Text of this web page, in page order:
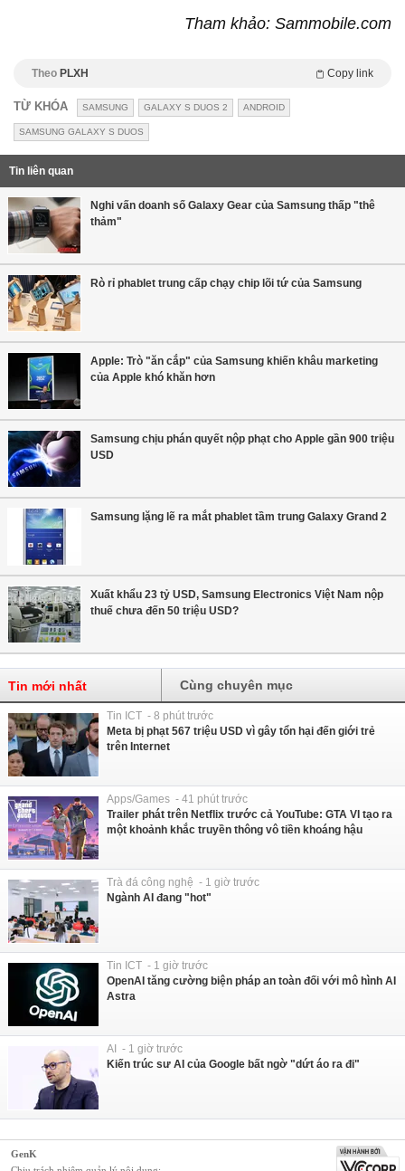
Tham khảo: Sammobile.com
Theo PLXH Copy link
TỪ KHÓA SAMSUNG GALAXY S DUOS 2 ANDROID
SAMSUNG GALAXY S DUOS
Tin liên quan
Nghi vấn doanh số Galaxy Gear của Samsung thấp "thê
thảm"
Rò rỉ phablet trung cấp chạy chip lõi tứ của Samsung
Apple: Trò "ăn cắp" của Samsung khiến khâu marketing
của Apple khó khăn hơn
Samsung chịu phán quyết nộp phạt cho Apple gần 900 triệu
USD
Samsung lặng lẽ ra mắt phablet tầm trung Galaxy Grand 2
Xuất khẩu 23 tỷ USD, Samsung Electronics Việt Nam nộp
thuế chưa đến 50 triệu USD?
Tin mới nhất Cùng chuyên mục
Tin ICT - 8 phút trước
Meta bị phạt 567 triệu USD vì gây tổn hại đến giới trẻ
trên Internet
Apps/Games - 41 phút trước
Trailer phát trên Netflix trước cả YouTube: GTA VI tạo ra
một khoảnh khắc truyền thông vô tiền khoáng hậu
Trà đá công nghệ - 1 giờ trước
Ngành AI đang "hot"
Tin ICT - 1 giờ trước
OpenAI tăng cường biện pháp an toàn đối với mô hình AI
Astra
AI - 1 giờ trước
Kiến trúc sư AI của Google bất ngờ "dứt áo ra đi"
GenK